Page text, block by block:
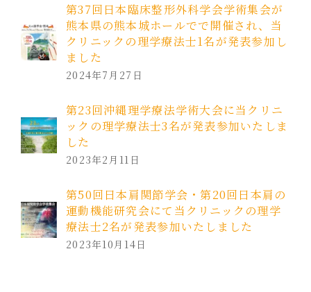
第37回日本臨床整形外科学会学術集会が
熊本県の熊本城ホールでで開催され、当
クリニックの理学療法士1名が発表参加し
ました
2024年7月27日
第23回沖縄理学療法学術大会に当クリニ
ックの理学療法士3名が発表参加いたしま
した
2023年2月11日
第50回日本肩関節学会・第20回日本肩の
運動機能研究会にて当クリニックの理学
療法士2名が発表参加いたしました
2023年10月14日